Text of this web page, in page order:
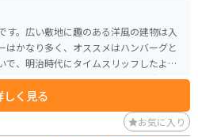
す。広い敷地に趣のある洋風の建物は入
はかなり多く、オススメはハンバーグと
で、明治時代にタイムスリッフしたよう
ーズケーキが有名で程よい甘さと酸味が
帰りもあるので、自宅でも楽しめます。
しく見る
お気に入り